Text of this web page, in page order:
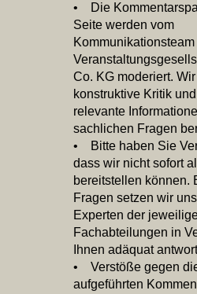
• Die
Seite werden vom
Co. KG moderiert.
konstruktive Kritik
relevante
sachlichen Fragen
• Bitte haben Sie
dass wir nicht sofort
bereitstellen können.
Fragen setzen wir
Experten der
Fachabteilungen in
Ihnen adäquat
• Verstöße gegen
aufgeführten